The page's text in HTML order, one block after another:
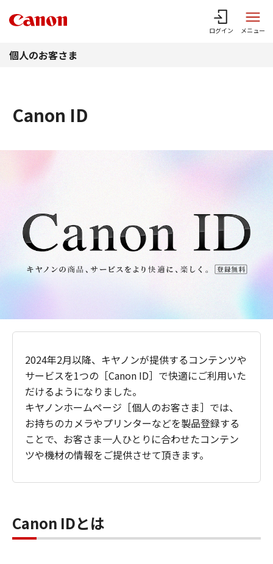
ログイン メニュー
個人のお客さま
Canon ID
2024年2月以降、キヤノンが提供するコンテンツや
サービスを1つの［Canon ID］で快適にご利用いた
だけるようになりました。
キヤノンホームページ［個人のお客さま］では、
お持ちのカメラやプリンターなどを製品登録する
ことで、お客さま一人ひとりに合わせたコンテン
ツや機材の情報をご提供させて頂きます。
Canon IDとは